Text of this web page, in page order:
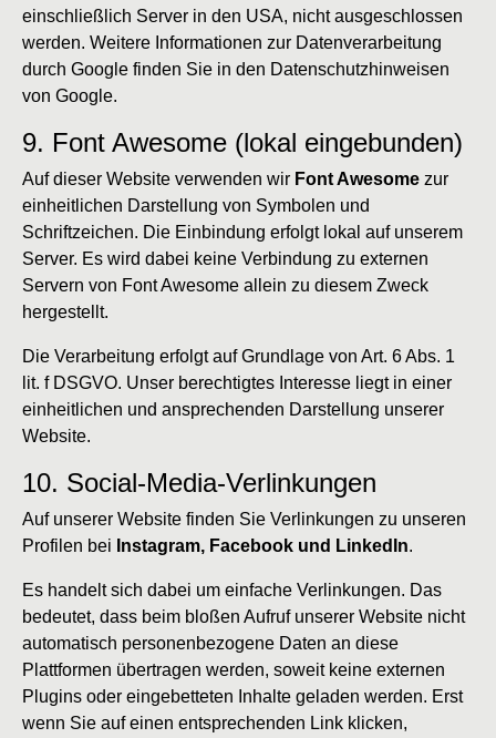
einschließlich Server in den USA, nicht ausgeschlossen
werden. Weitere Informationen zur Datenverarbeitung
durch Google finden Sie in den Datenschutzhinweisen
von Google.
9. Font Awesome (lokal eingebunden)
Auf dieser Website verwenden wir Font Awesome zur
einheitlichen Darstellung von Symbolen und
Schriftzeichen. Die Einbindung erfolgt lokal auf unserem
Server. Es wird dabei keine Verbindung zu externen
Servern von Font Awesome allein zu diesem Zweck
hergestellt.
Die Verarbeitung erfolgt auf Grundlage von Art. 6 Abs. 1
lit. f DSGVO. Unser berechtigtes Interesse liegt in einer
einheitlichen und ansprechenden Darstellung unserer
Website.
10. Social-Media-Verlinkungen
Auf unserer Website finden Sie Verlinkungen zu unseren
Profilen bei Instagram, Facebook und LinkedIn.
Es handelt sich dabei um einfache Verlinkungen. Das
bedeutet, dass beim bloßen Aufruf unserer Website nicht
automatisch personenbezogene Daten an diese
Plattformen übertragen werden, soweit keine externen
Plugins oder eingebetteten Inhalte geladen werden. Erst
wenn Sie auf einen entsprechenden Link klicken,